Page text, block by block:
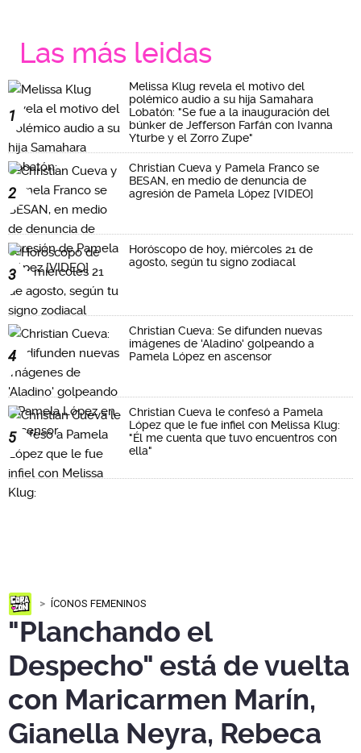
Las más leidas
1
Melissa Klug revela el motivo del
polémico audio a su hija Samahara
Lobatón: "Se fue a la inauguración del
búnker de Jefferson Farfán con Ivanna
Yturbe y el Zorro Zupe"
2
Christian Cueva y Pamela Franco se
BESAN, en medio de denuncia de
agresión de Pamela López [VIDEO]
3
Horóscopo de hoy, miércoles 21 de
agosto, según tu signo zodiacal
4
Christian Cueva: Se difunden nuevas
imágenes de 'Aladino' golpeando a
Pamela López en ascensor
5
Christian Cueva le confesó a Pamela
López que le fue infiel con Melissa Klug:
"Él me cuenta que tuvo encuentros con
ella"
ÍCONOS FEMENINOS
"Planchando el
Despecho" está de vuelta
con Maricarmen Marín,
Gianella Neyra, Rebeca